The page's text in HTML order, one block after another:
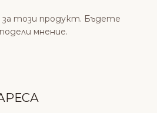
този продукт. Бъдете
мнение.